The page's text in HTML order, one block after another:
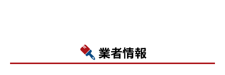
業者情報